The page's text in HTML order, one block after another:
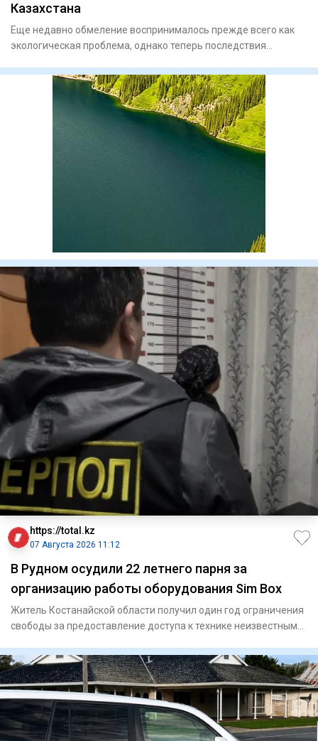
Казахстана
Еще недавно обмеление воспринималось прежде всего как
экологическая проблема, однако теперь последствия
https://total.kz
07 Августа 2026 11:12
В Рудном осудили 22 летнего парня за
организацию работы оборудования Sim Box
Житель Костанайской области получил один год ограничения
свободы за предоставление доступа к технике неизвестным